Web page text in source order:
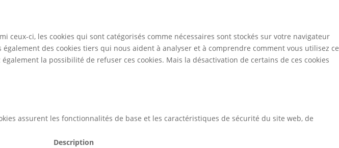
ci, les cookies qui sont catégorisés comme nécessaires sont stockés sur votre navigateur
des cookies tiers qui nous aident à analyser et à comprendre comment vous utilisez ce
la possibilité de refuser ces cookies. Mais la désactivation de certains de ces cookies
assurent les fonctionnalités de base et les caractéristiques de sécurité du site web, de
Description